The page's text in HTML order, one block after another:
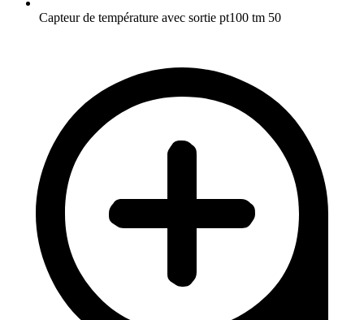
Capteur de température avec sortie pt100 tm 50